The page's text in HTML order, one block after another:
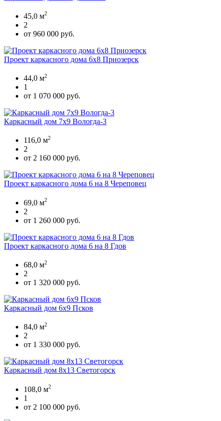
45,0 м2
2
от 960 000 руб.
Проект каркасного дома 6x8 Приозерск
44,0 м2
1
от 1 070 000 руб.
Каркасный дом 7х9 Вологда-3
116,0 м2
2
от 2 160 000 руб.
Проект каркасного дома 6 на 8 Череповец
69,0 м2
2
от 1 260 000 руб.
Проект каркасного дома 6 на 8 Гдов
68,0 м2
2
от 1 320 000 руб.
Каркасный дом 6х9 Псков
84,0 м2
2
от 1 330 000 руб.
Каркасный дом 8х13 Светогорск
108,0 м2
1
от 2 100 000 руб.